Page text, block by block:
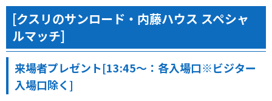
[クスリのサンロード・内藤ハウス スペシャ
ルマッチ]
来場者プレゼント[13:45～：各入場口※ビジター
入場口除く]